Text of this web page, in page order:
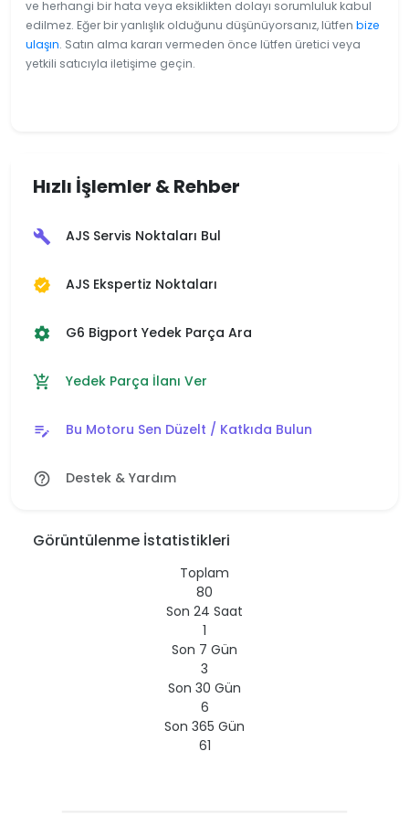
ve herhangi bir hata veya eksiklikten dolayı sorumluluk kabul
edilmez. Eğer bir yanlışlık olduğunu düşünüyorsanız, lütfen bize
ulaşın. Satın alma kararı vermeden önce lütfen üretici veya
yetkili satıcıyla iletişime geçin.
Hızlı İşlemler & Rehber
build AJS Servis Noktaları Bul
verified AJS Ekspertiz Noktaları
settings G6 Bigport Yedek Parça Ara
add_shopping_cart Yedek Parça İlanı Ver
edit_note Bu Motoru Sen Düzelt / Katkıda Bulun
help_outline Destek & Yardım
Görüntülenme İstatistikleri
Toplam
80
Son 24 Saat
1
Son 7 Gün
3
Son 30 Gün
6
Son 365 Gün
61